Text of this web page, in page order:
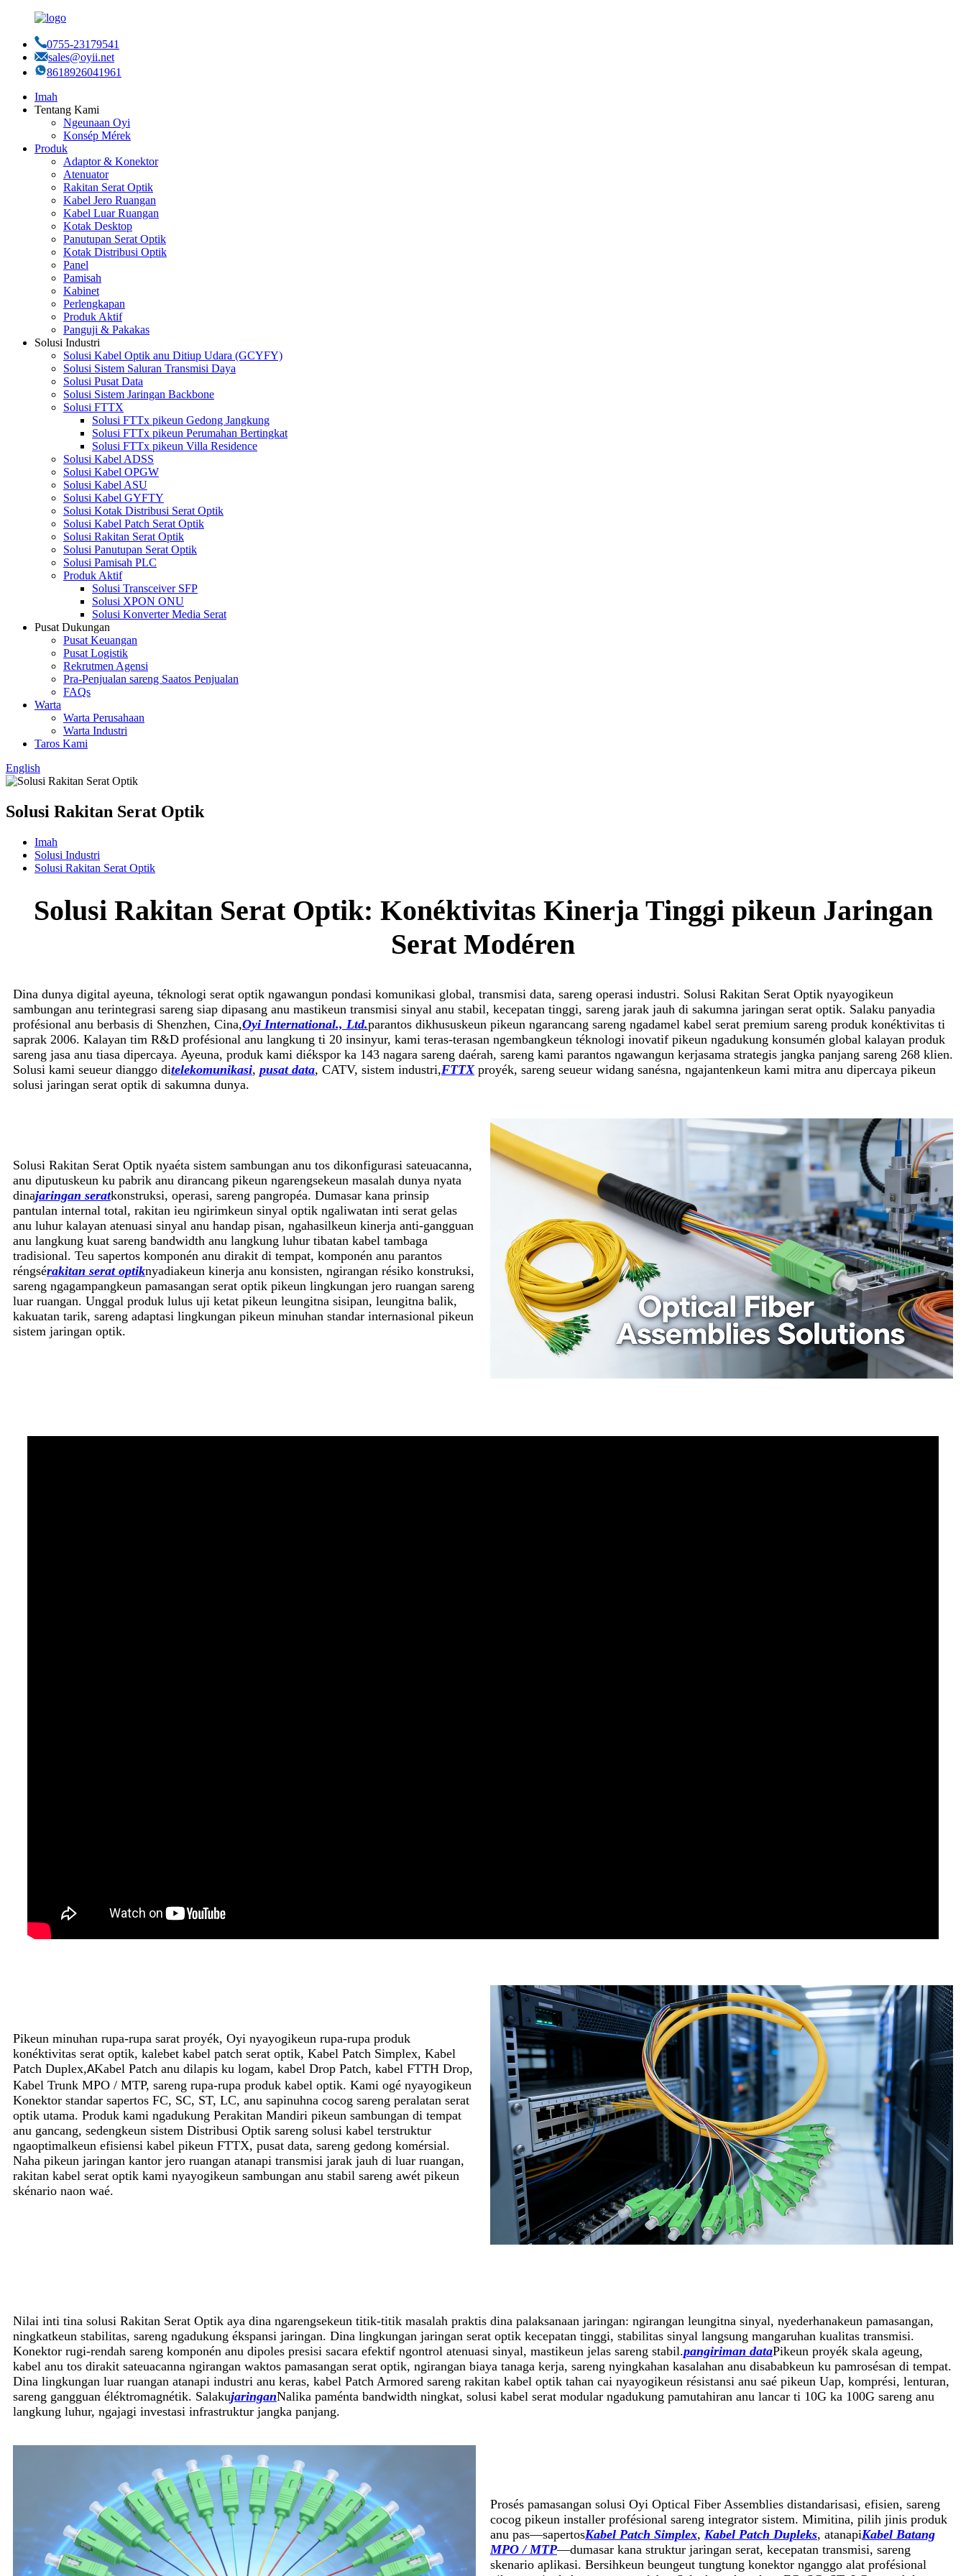
0755-23179541
sales@oyii.net
8618926041961
Imah
Tentang Kami
Ngeunaan Oyi
Konsép Mérek
Produk
Adaptor & Konektor
Atenuator
Rakitan Serat Optik
Kabel Jero Ruangan
Kabel Luar Ruangan
Kotak Desktop
Panutupan Serat Optik
Kotak Distribusi Optik
Panel
Pamisah
Kabinet
Perlengkapan
Produk Aktif
Panguji & Pakakas
Solusi Industri
Solusi Kabel Optik anu Ditiup Udara (GCYFY)
Solusi Sistem Saluran Transmisi Daya
Solusi Pusat Data
Solusi Sistem Jaringan Backbone
Solusi FTTX
Solusi FTTx pikeun Gedong Jangkung
Solusi FTTx pikeun Perumahan Bertingkat
Solusi FTTx pikeun Villa Residence
Solusi Kabel ADSS
Solusi Kabel OPGW
Solusi Kabel ASU
Solusi Kabel GYFTY
Solusi Kotak Distribusi Serat Optik
Solusi Kabel Patch Serat Optik
Solusi Rakitan Serat Optik
Solusi Panutupan Serat Optik
Solusi Pamisah PLC
Produk Aktif
Solusi Transceiver SFP
Solusi XPON ONU
Solusi Konverter Media Serat
Pusat Dukungan
Pusat Keuangan
Pusat Logistik
Rekrutmen Agensi
Pra-Penjualan sareng Saatos Penjualan
FAQs
Warta
Warta Perusahaan
Warta Industri
Taros Kami
English
Solusi Rakitan Serat Optik
Imah
Solusi Industri
Solusi Rakitan Serat Optik
Solusi Rakitan Serat Optik: Konéktivitas Kinerja Tinggi pikeun Jaringan
Serat Modéren
Dina dunya digital ayeuna, téknologi serat optik ngawangun pondasi komunikasi global, transmisi data, sareng operasi industri. Solusi Rakitan Serat Optik nyayogikeun
sambungan anu terintegrasi sareng siap dipasang anu mastikeun transmisi sinyal anu stabil, kecepatan tinggi, sareng jarak jauh di sakumna jaringan serat optik. Salaku panyadia
profésional anu berbasis di Shenzhen, Cina,Oyi International., Ltd.parantos dikhususkeun pikeun ngarancang sareng ngadamel kabel serat premium sareng produk konéktivitas ti
saprak 2006. Kalayan tim R&D profésional anu langkung ti 20 insinyur, kami teras-terasan ngembangkeun téknologi inovatif pikeun ngadukung konsumén global kalayan produk
sareng jasa anu tiasa dipercaya. Ayeuna, produk kami diékspor ka 143 nagara sareng daérah, sareng kami parantos ngawangun kerjasama strategis jangka panjang sareng 268 klien.
Solusi kami seueur dianggo ditelekomunikasi, pusat data, CATV, sistem industri,FTTX proyék, sareng seueur widang sanésna, ngajantenkeun kami mitra anu dipercaya pikeun
solusi jaringan serat optik di sakumna dunya.
Solusi Rakitan Serat Optik nyaéta sistem sambungan anu tos dikonfigurasi sateuacanna,
anu diputuskeun ku pabrik anu dirancang pikeun ngarengsekeun masalah dunya nyata
dinajaringan seratkonstruksi, operasi, sareng pangropéa. Dumasar kana prinsip
pantulan internal total, rakitan ieu ngirimkeun sinyal optik ngaliwatan inti serat gelas
anu luhur kalayan atenuasi sinyal anu handap pisan, ngahasilkeun kinerja anti-gangguan
anu langkung kuat sareng bandwidth anu langkung luhur tibatan kabel tambaga
tradisional. Teu sapertos komponén anu dirakit di tempat, komponén anu parantos
réngsérakitan serat optiknyadiakeun kinerja anu konsisten, ngirangan résiko konstruksi,
sareng ngagampangkeun pamasangan serat optik pikeun lingkungan jero ruangan sareng
luar ruangan. Unggal produk lulus uji ketat pikeun leungitna sisipan, leungitna balik,
kakuatan tarik, sareng adaptasi lingkungan pikeun minuhan standar internasional pikeun
sistem jaringan optik.
Pikeun minuhan rupa-rupa sarat proyék, Oyi nyayogikeun rupa-rupa produk
konéktivitas serat optik, kalebet kabel patch serat optik, Kabel Patch Simplex, Kabel
Patch Duplex,AKabel Patch anu dilapis ku logam, kabel Drop Patch, kabel FTTH Drop,
Kabel Trunk MPO / MTP, sareng rupa-rupa produk kabel optik. Kami ogé nyayogikeun
Konektor standar sapertos FC, SC, ST, LC, anu sapinuhna cocog sareng peralatan serat
optik utama. Produk kami ngadukung Perakitan Mandiri pikeun sambungan di tempat
anu gancang, sedengkeun sistem Distribusi Optik sareng solusi kabel terstruktur
ngaoptimalkeun efisiensi kabel pikeun FTTX, pusat data, sareng gedong komérsial.
Naha pikeun jaringan kantor jero ruangan atanapi transmisi jarak jauh di luar ruangan,
rakitan kabel serat optik kami nyayogikeun sambungan anu stabil sareng awét pikeun
skénario naon waé.
Nilai inti tina solusi Rakitan Serat Optik aya dina ngarengsekeun titik-titik masalah praktis dina palaksanaan jaringan: ngirangan leungitna sinyal, nyederhanakeun pamasangan,
ningkatkeun stabilitas, sareng ngadukung ékspansi jaringan. Dina lingkungan jaringan serat optik kecepatan tinggi, stabilitas sinyal langsung mangaruhan kualitas transmisi.
Konektor rugi-rendah sareng komponén anu dipoles presisi sacara efektif ngontrol atenuasi sinyal, mastikeun jelas sareng stabil.pangiriman dataPikeun proyék skala ageung,
kabel anu tos dirakit sateuacanna ngirangan waktos pamasangan serat optik, ngirangan biaya tanaga kerja, sareng nyingkahan kasalahan anu disababkeun ku pamrosésan di tempat.
Dina lingkungan luar ruangan atanapi industri anu keras, kabel Patch Armored sareng rakitan kabel optik tahan cai nyayogikeun résistansi anu saé pikeun Uap, komprési, lenturan,
sareng gangguan éléktromagnétik. SalakujaringanNalika paménta bandwidth ningkat, solusi kabel serat modular ngadukung pamutahiran anu lancar ti 10G ka 100G sareng anu
langkung luhur, ngajagi investasi infrastruktur jangka panjang.
Prosés pamasangan solusi Oyi Optical Fiber Assemblies distandarisasi, efisien, sareng
cocog pikeun installer profésional sareng integrator sistem. Mimitina, pilih jinis produk
anu pas—sapertosKabel Patch Simplex, Kabel Patch Dupleks, atanapiKabel Batang
MPO / MTP—dumasar kana struktur jaringan serat, kecepatan transmisi, sareng
skenario aplikasi. Bersihkeun beungeut tungtung konektor nganggo alat profésional